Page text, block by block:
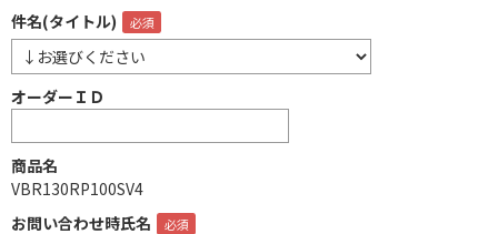
件名(タイトル)
オーダーＩＤ
商品名
VBR130RP100SV4
お問い合わせ時氏名